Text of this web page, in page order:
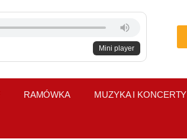
Mini player
RAMÓWKA MUZYKA I KONCERTY